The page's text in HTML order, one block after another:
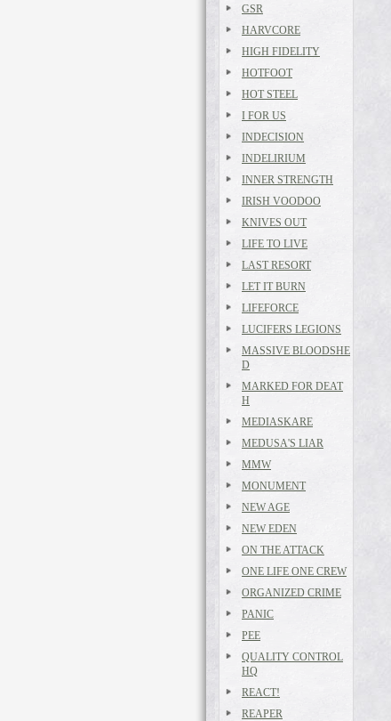
GSR
HARVCORE
HIGH FIDELITY
HOTFOOT
HOT STEEL
I FOR US
INDECISION
INDELIRIUM
INNER STRENGTH
IRISH VOODOO
KNIVES OUT
LIFE TO LIVE
LAST RESORT
LET IT BURN
LIFEFORCE
LUCIFERS LEGIONS
MASSIVE BLOODSHE
D
MARKED FOR DEAT
H
MEDIASKARE
MEDUSA'S LIAR
MMW
MONUMENT
NEW AGE
NEW EDEN
ON THE ATTACK
ONE LIFE ONE CREW
ORGANIZED CRIME
PANIC
PEE
QUALITY CONTROL
HQ
REACT!
REAPER